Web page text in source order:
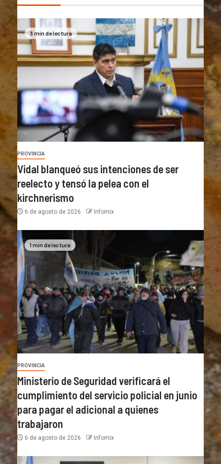
3 min de lectura
PROVINCIA
Vidal blanqueó sus intenciones de ser
reelecto y tensó la pelea con el
kirchnerismo
6 de agosto de 2026 Infomix
1 min de lectura
PROVINCIA
Ministerio de Seguridad verificará el
cumplimiento del servicio policial en junio
para pagar el adicional a quienes
trabajaron
6 de agosto de 2026 Infomix